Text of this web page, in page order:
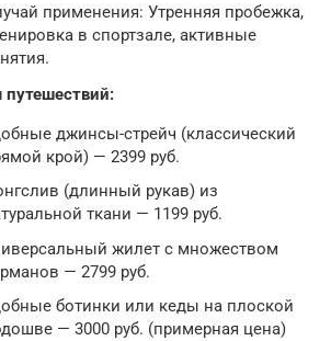
применения: Утренняя пробежка,
в спортзале, активные
путешествий:
джинсы-стрейч (классический
крой) — 2399 руб.
(длинный рукав) из
ткани — 1199 руб.
жилет с множеством
— 2799 руб.
ботинки или кеды на плоской
— 3000 руб. (примерная цена)